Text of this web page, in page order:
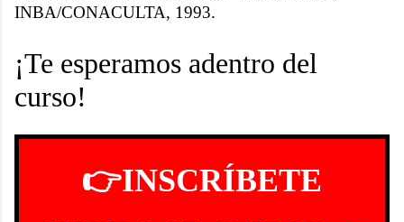
INBA/CONACULTA, 1993.
¡Te esperamos adentro del
curso!
👉INSCRÍBETE